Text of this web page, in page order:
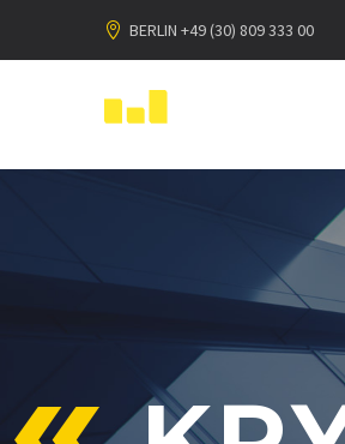
BERLIN +49 (30) 809 333 00